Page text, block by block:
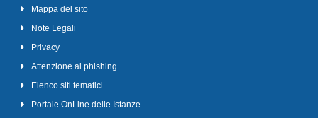
Mappa del sito
Note Legali
Privacy
Attenzione al phishing
Elenco siti tematici
Portale OnLine delle Istanze